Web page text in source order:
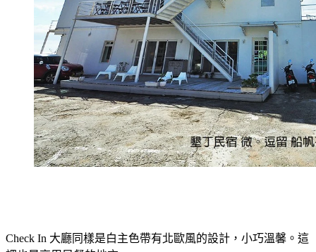
Check In 大廳同樣是白主色帶有北歐風的設計，小巧溫馨。這